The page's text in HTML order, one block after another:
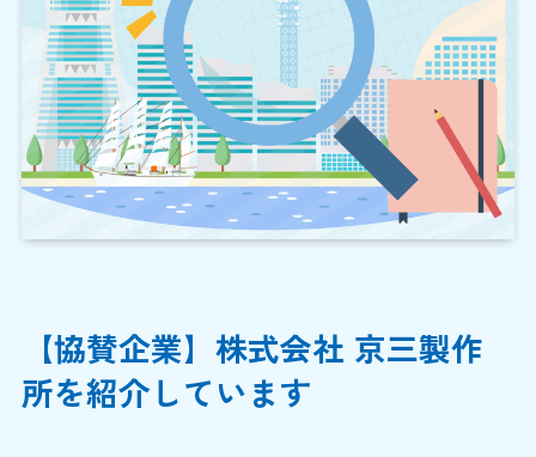
【協賛企業】株式会社 京三製作
所を紹介しています